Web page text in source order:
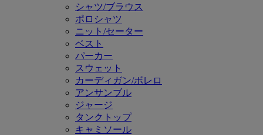
シャツ/ブラウス
ポロシャツ
ニット/セーター
ベスト
パーカー
スウェット
カーディガン/ボレロ
アンサンブル
ジャージ
タンクトップ
キャミソール